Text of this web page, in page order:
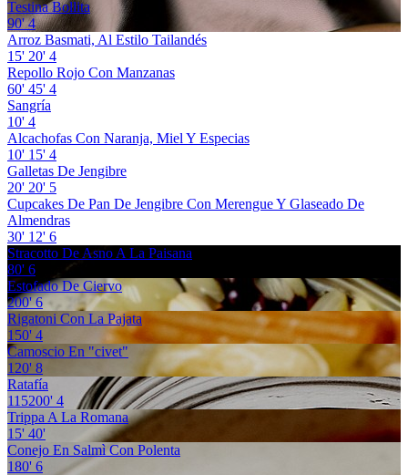
Testina Bollita
90'4
Arroz Basmati, Al Estilo Tailandés
15' 20' 4
Repollo Rojo Con Manzanas
60' 45' 4
Sangría
10' 4
Alcachofas Con Naranja, Miel Y Especias
10' 15' 4
Galletas De Jengibre
20' 20' 5
Cupcakes De Pan De Jengibre Con Merengue Y Glaseado De
Almendras
30' 12' 6
Stracotto De Asno A La Paisana
80' 6
Estofado De Ciervo
200'6
Rigatoni Con La Pajata
150' 4
Camoscio En "civet"
120' 8
Ratafía
115200' 4
Trippa A La Romana
15' 40'
Conejo En Salmì Con Polenta
180' 6